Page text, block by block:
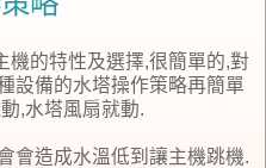
機的特性及選擇,很簡單的,對
設備的水塔操作策略再簡單
,水塔風扇就動.
會造成水溫低到讓主機跳機.